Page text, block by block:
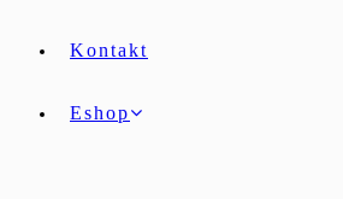
Kontakt
Eshop